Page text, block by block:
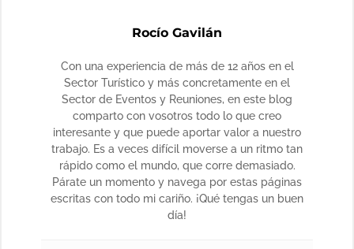
Rocío Gavilán
Con una experiencia de más de 12 años en el
Sector Turístico y más concretamente en el
Sector de Eventos y Reuniones, en este blog
comparto con vosotros todo lo que creo
interesante y que puede aportar valor a nuestro
trabajo. Es a veces difícil moverse a un ritmo tan
rápido como el mundo, que corre demasiado.
Párate un momento y navega por estas páginas
escritas con todo mi cariño. ¡Qué tengas un buen
día!